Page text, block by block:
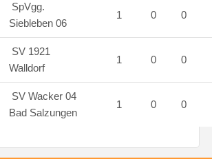
SpVgg.
Siebleben 06
1 0 0
SV 1921
Walldorf
1 0 0
SV Wacker 04
Bad Salzungen
1 0 0